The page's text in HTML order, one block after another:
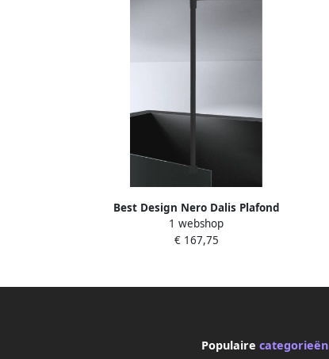
Best Design Nero Dalis Plafond
Stabilisatiestang 100cm voor 8mm
glasdikte mat zwart 4014010
1 webshop
€ 167,75
Populaire categorieën